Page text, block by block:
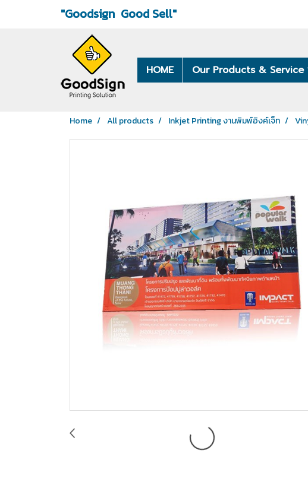
"Goodsign Good Sell"
HOME Our Products & Service
Home All products Inkjet Printing งานพิมพ์อิงค์เจ็ท